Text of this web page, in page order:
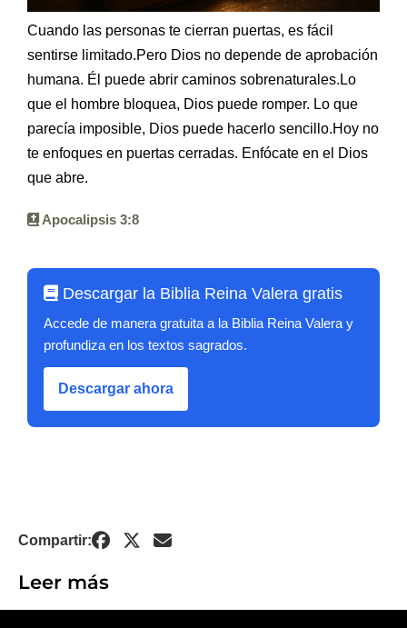
Cuando las personas te cierran puertas, es fácil
sentirse limitado.Pero Dios no depende de aprobación
humana. Él puede abrir caminos sobrenaturales.Lo
que el hombre bloquea, Dios puede romper. Lo que
parecía imposible, Dios puede hacerlo sencillo.Hoy no
te enfoques en puertas cerradas. Enfócate en el Dios
que abre.
Apocalipsis 3:8
Descargar la Biblia Reina Valera gratis
Accede de manera gratuita a la Biblia Reina Valera y
profundiza en los textos sagrados.
Descargar ahora
Compartir:
Leer más